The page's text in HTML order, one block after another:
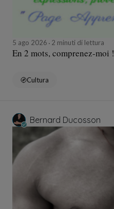
5 ago 2026 2 minuti di lettura
En 2 mots, comprenez-moi !
Cultura
Bernard Ducosson